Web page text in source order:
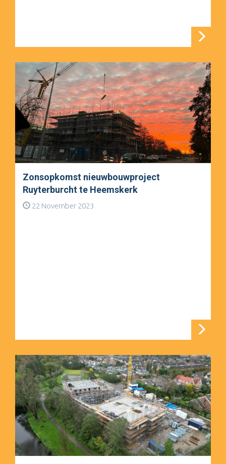
Zonsopkomst nieuwbouwproject
Ruyterburcht te Heemskerk
22 November 2023